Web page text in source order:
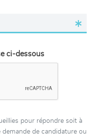
ci-dessous
pour répondre soit à
de candidature ou